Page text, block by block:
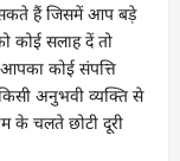
सकते हैं जिसमें आप बड़े
कोई सलाह दें तो
कोई संपत्ति
अनुभवी व्यक्ति से
के चलते छोटी दूरी